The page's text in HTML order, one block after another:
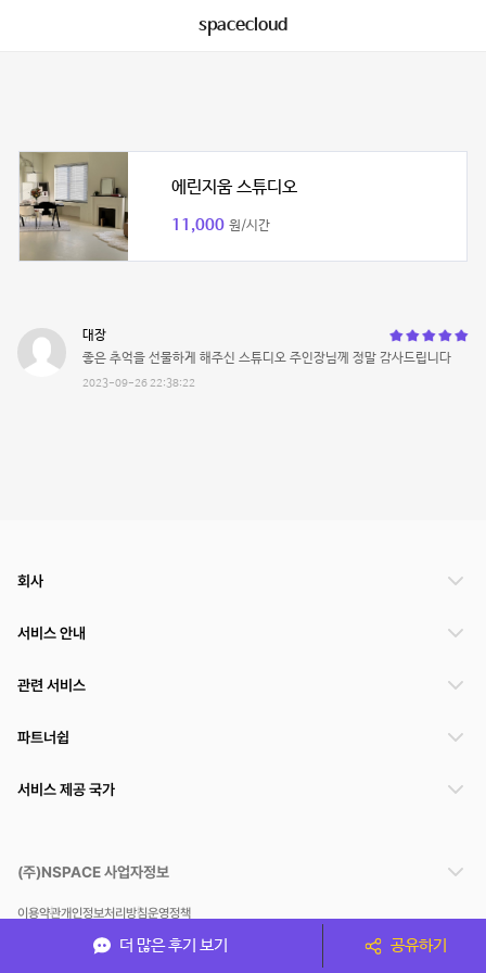
spacecloud
에린지움 스튜디오
11,000 원/시간
대장
좋은 추억을 선물하게 해주신 스튜디오 주인장님께 정말 감사드립니다
2023-09-26 22:38:22
더 많은 후기 보기 공유하기
회사
서비스 안내
관련 서비스
파트너쉽
서비스 제공 국가
(주)NSPACE 사업자정보
이용약관개인정보처리방침운영정책
스페이스클라우드는 통신판매중개자이며 통신판매의 당사자가 아닙니다. 따라서 스페이스클
라우드는 공간 거래정보 및 거래에 대해 책임지지 않습니다.